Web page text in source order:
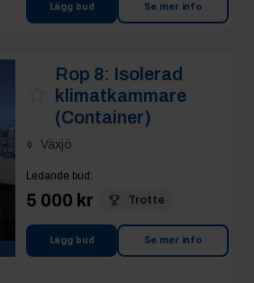
Lägg bud Se mer info
Rop 8: Isolerad
klimatkammare
(Container)
Växjö
Ledande bud :
5 000 kr Trotte
Lägg bud Se mer info